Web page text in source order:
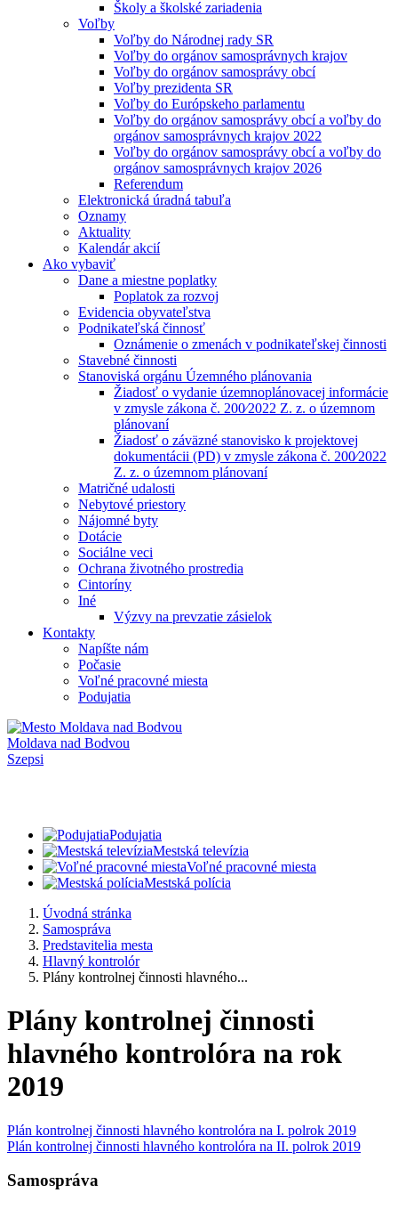
Školy a školské zariadenia
Voľby
Voľby do Národnej rady SR
Voľby do orgánov samosprávnych krajov
Voľby do orgánov samosprávy obcí
Voľby prezidenta SR
Voľby do Európskeho parlamentu
Voľby do orgánov samosprávy obcí a voľby do
orgánov samosprávnych krajov 2022
Voľby do orgánov samosprávy obcí a voľby do
orgánov samosprávnych krajov 2026
Referendum
Elektronická úradná tabuľa
Oznamy
Aktuality
Kalendár akcií
Ako vybaviť
Dane a miestne poplatky
Poplatok za rozvoj
Evidencia obyvateľstva
Podnikateľská činnosť
Oznámenie o zmenách v podnikateľskej činnosti
Stavebné činnosti
Stanoviská orgánu Územného plánovania
Žiadosť o vydanie územnoplánovacej informácie
v zmysle zákona č. 200⁄2022 Z. z. o územnom
plánovaní
Žiadosť o záväzné stanovisko k projektovej
dokumentácii (PD) v zmysle zákona č. 200⁄2022
Z. z. o územnom plánovaní
Matričné udalosti
Nebytové priestory
Nájomné byty
Dotácie
Sociálne veci
Ochrana životného prostredia
Cintoríny
Iné
Výzvy na prevzatie zásielok
Kontakty
Napíšte nám
Počasie
Voľné pracovné miesta
Podujatia
Moldava nad Bodvou
Szepsi
Podujatia
Mestská televízia
Voľné pracovné miesta
Mestská polícia
Úvodná stránka
Samospráva
Predstavitelia mesta
Hlavný kontrolór
Plány kontrolnej činnosti hlavného...
Plány kontrolnej činnosti
hlavného kontrolóra na rok
2019
Plán kontrolnej činnosti hlavného kontrolóra na I. polrok 2019
Plán kontrolnej činnosti hlavného kontrolóra na II. polrok 2019
Samospráva